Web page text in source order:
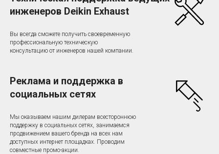
инженеров Deikin Exhaust
Вы всегда сможете получить своевременную
профессиональную техническую
консультацию от инженеров нашей компании.
Реклама и поддержка в
социальных сетях
Мы оказываем нашим дилерам всестороннюю
поддержку в социальных сетях, занимаемся
продвижением вашего бренда на всех нам
доступных интернет площадках. Проводим
совместные промо-акции.